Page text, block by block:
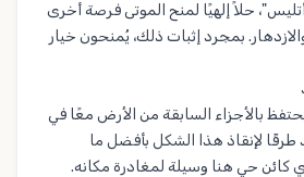
حلاً إلهيًا لمنح الموتى فرصة أخرى
بمجرد إثبات ذلك، يُمنحون خيار
يحتفظ بالأجزاء السابقة من الأرض معًا في
لإنقاذ هذا الشكل بأفضل ما
كائن حي هنا وسيلة لمغادرة مكانه.